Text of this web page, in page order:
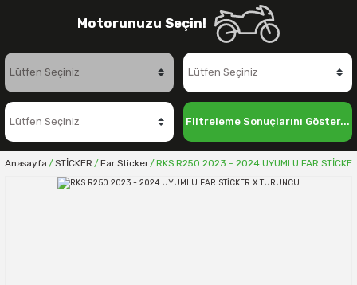
Motorunuzu Seçin!
Filtreleme Sonuçlarını Göster...
Anasayfa STİCKER Far Sticker RKS R250 2023 - 2024 UYUMLU FAR